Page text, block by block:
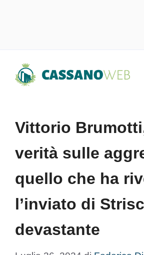
Vittorio
verità sulle
quello che ha
l’inviato di
devastante